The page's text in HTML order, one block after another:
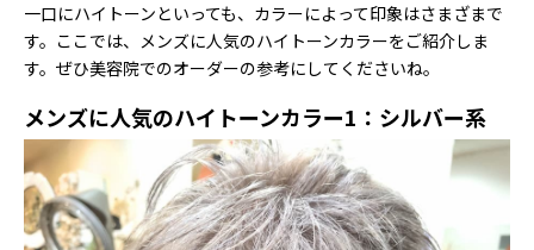
一口にハイトーンといっても、カラーによって印象はさまざまで
す。ここでは、メンズに人気のハイトーンカラーをご紹介しま
す。ぜひ美容院でのオーダーの参考にしてくださいね。
メンズに人気のハイトーンカラー1：シルバー系